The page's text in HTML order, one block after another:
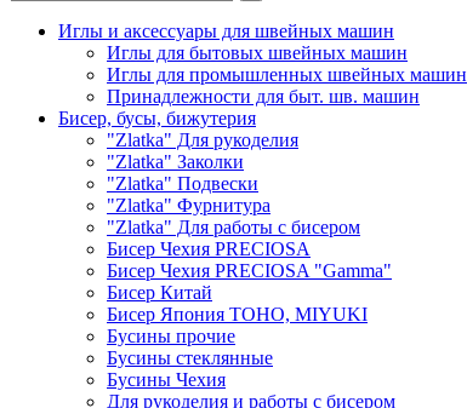
Иглы и аксессуары для швейных машин
Иглы для бытовых швейных машин
Иглы для промышленных швейных машин
Принадлежности для быт. шв. машин
Бисер, бусы, бижутерия
"Zlatka" Для рукоделия
"Zlatka" Заколки
"Zlatka" Подвески
"Zlatka" Фурнитура
"Zlatka" Для работы с бисером
Бисер Чехия PRECIOSA
Бисер Чехия PRECIOSA "Gamma"
Бисер Китай
Бисер Япония TOHO, MIYUKI
Бусины прочие
Бусины стеклянные
Бусины Чехия
Для рукоделия и работы с бисером